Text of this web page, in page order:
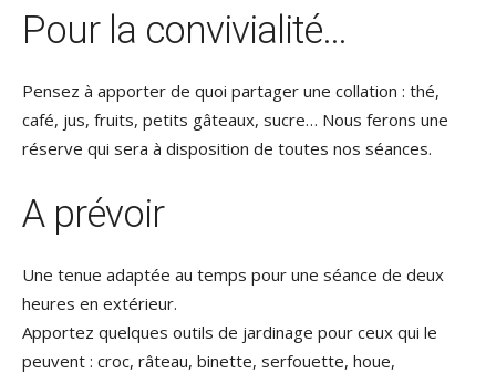
Pour la convivialité…
Pensez à apporter de quoi partager une collation : thé,
café, jus, fruits, petits gâteaux, sucre… Nous ferons une
réserve qui sera à disposition de toutes nos séances.
A prévoir
Une tenue adaptée au temps pour une séance de deux
heures en extérieur.
Apportez quelques outils de jardinage pour ceux qui le
peuvent : croc, râteau, binette, serfouette, houe,